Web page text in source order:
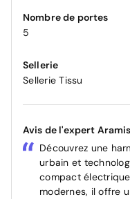
Nombre de portes
5
Sellerie
Sellerie Tissu
Avis de l'expert
Découvrez une
urbain et
compact
modernes, il offre